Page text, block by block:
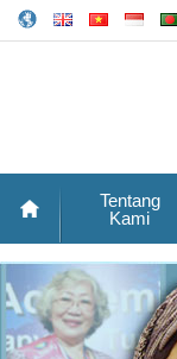
Tentang
Kami